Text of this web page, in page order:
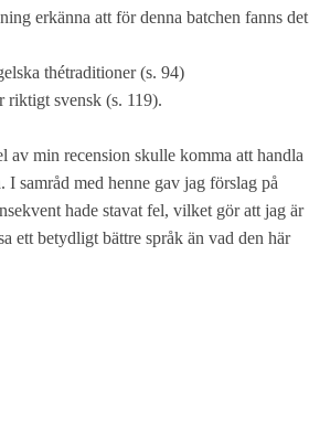
erkänna att för denna batchen fanns det
thétraditioner (s. 94)
svensk (s. 119).
av min recension skulle komma att handla
samråd med henne gav jag förslag på
hade stavat fel, vilket gör att jag är
ett betydligt bättre språk än vad den här